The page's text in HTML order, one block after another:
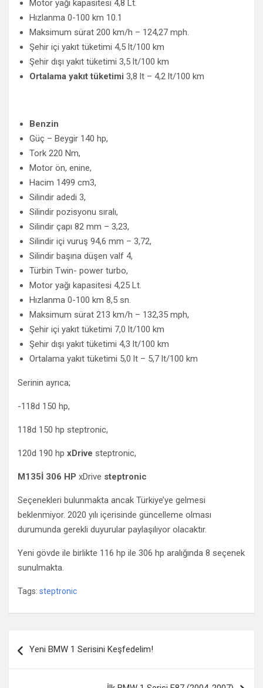
Motor yağı kapasitesi 4,8 Lt.
Hızlanma 0-100 km 10.1
Maksimum sürat 200 km/h – 124,27 mph.
Şehir içi yakıt tüketimi 4,5 lt/100 km
Şehir dışı yakıt tüketimi 3,5 lt/100 km
Ortalama yakıt tüketimi 3,8 lt – 4,2 lt/100 km
Benzin
Güç – Beygir 140 hp,
Tork 220 Nm,
Motor ön, enine,
Hacim 1499 cm3,
Silindir adedi 3,
Silindir pozisyonu sıralı,
Silindir çapı 82 mm – 3,23,
Silindir içi vuruş 94,6 mm – 3,72,
Silindir başına düşen valf 4,
Türbin Twin- power turbo,
Motor yağı kapasitesi 4,25 Lt.
Hızlanma 0-100 km 8,5 sn.
Maksimum sürat 213 km/h – 132,35 mph,
Şehir içi yakıt tüketimi 7,0 lt/100 km
Şehir dışı yakıt tüketimi 4,3 lt/100 km
Ortalama yakıt tüketimi 5,0 lt – 5,7 lt/100 km
Serinin ayrıca;
-118d 150 hp,
118d 150 hp steptronic,
120d 190 hp xDrive steptronic,
M135İ 306 HP xDrive steptronic
Seçenekleri bulunmakta ancak Türkiye’ye gelmesi
beklenmiyor. 2020 yılı içerisinde güncelleme olması
durumunda gerekli duyurular paylaşılıyor olacaktır.
Yeni gövde ile birlikte 116 hp ile 306 hp aralığında 8 seçenek
sunulmakta.
Tags: steptronic
Yeni BMW 1 Serisini Keşfedelim!